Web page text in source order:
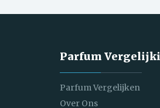
Parfum
Parfum Vergelijken
Over Ons